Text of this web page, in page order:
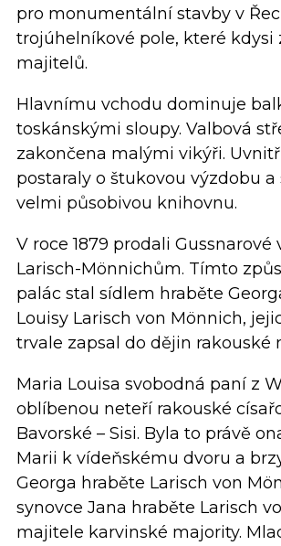
pro monumentální stavby v
trojúhelníkové pole, které kdysi
majitelů.
Hlavnímu vchodu dominuje
toskánskými sloupy. Valbová
zakončena malými vikýři.
postaraly o štukovou výzdobu
velmi působivou knihovnu.
V roce 1879 prodali Gussnarové
Larisch-Mönnichům. Tímto
palác stal sídlem hraběte
Louisy Larisch von Mönnich,
trvale zapsal do dějin rakouské
Maria Louisa svobodná paní z
oblíbenou neteří rakouské
Bavorské – Sisi. Byla to právě
Marii k vídeňskému dvoru a
Georga hraběte Larisch von
synovce Jana hraběte Larisch
majitele karvinské majority.